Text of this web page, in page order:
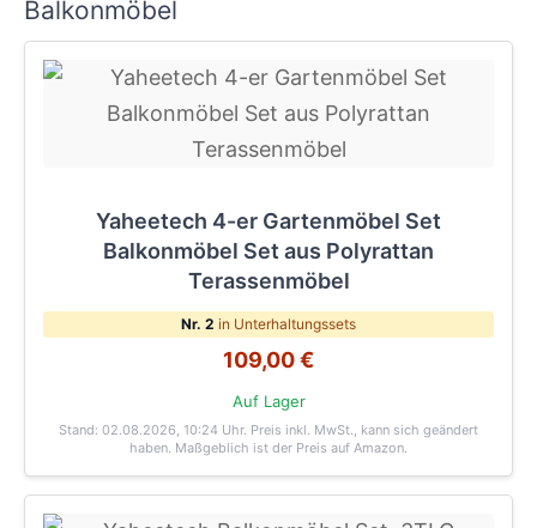
Balkonmöbel
Yaheetech 4-er Gartenmöbel Set
Balkonmöbel Set aus Polyrattan
Terassenmöbel
Nr. 2 in Unterhaltungssets
109,00 €
Auf Lager
Stand: 02.08.2026, 10:24 Uhr. Preis inkl. MwSt., kann sich geändert
haben. Maßgeblich ist der Preis auf Amazon.